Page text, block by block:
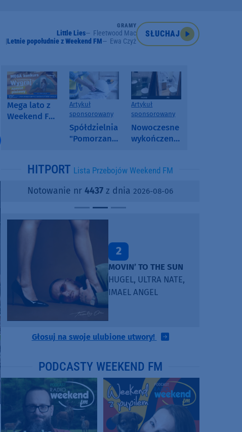
GRAMY
Little Lies
Fleetwood Mac
Letnie popołudnie z Weekend FM
Ewa Czyż
SŁUCHAJ
Mega lato z
Weekend FM
Artykuł
sponsorowany
Spółdzielnia
"Pomorzanka"
informuje o
i ofertach
najmu
Artykuł
sponsorowany
Nowoczesne
wykończenia
SPC, WPC i
kamienny
HITPORT Lista Przebojów Weekend FM
Notowanie nr 4437 z dnia 2026-08-06
2
MOVIN’ TO THE SUN
HUGEL, ULTRA NATE,
IMAEL ANGEL
Głosuj na swoje ulubione utwory!
PODCASTY WEEKEND FM